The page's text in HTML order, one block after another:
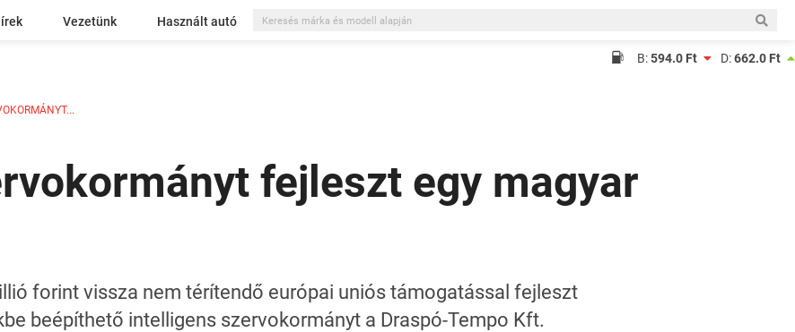
Vezetünk Használt autó
B:594.0 Ft D:662.0 Ft
fejleszt egy magyar
forint vissza nem térítendő európai uniós támogatással fejleszt
beépíthető intelligens szervokormányt a Draspó-Tempo Kft.